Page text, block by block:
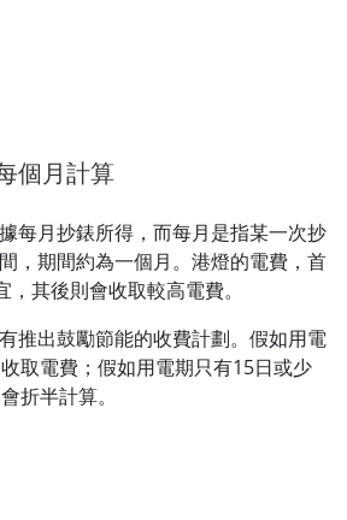
個月計算
每月抄錶所得，而每月是指某一次抄
，期間約為一個月。港燈的電費，首
其後則會收取較高電費。
推出鼓勵節能的收費計劃。假如用電
取電費；假如用電期只有15日或少
折半計算。